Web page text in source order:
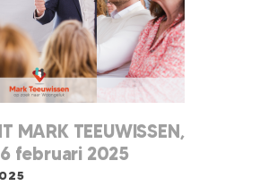
uit. Daarom deel
meest bekeken video’s, én
die veel impact
nét buiten de top vielen.
die tip ertussen die jij
MARK TEEUWISSEN,
februari 2025